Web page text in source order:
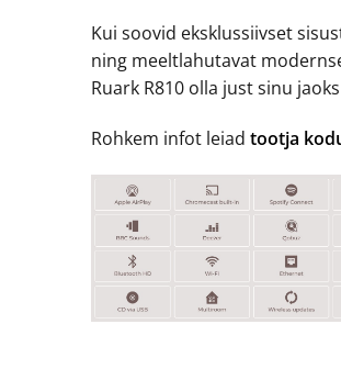
Kui soovid eksklussiivset
ning meeltlahutavat
Ruark R810 olla just sinu
Rohkem infot leiadtootja